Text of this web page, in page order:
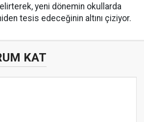
yeni dönemin okullarda
tesis edeceğinin altını çiziyor.
KAT